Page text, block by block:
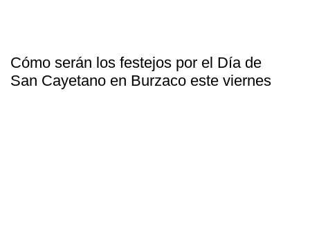
Cómo serán los festejos por el Día de
San Cayetano en Burzaco este viernes